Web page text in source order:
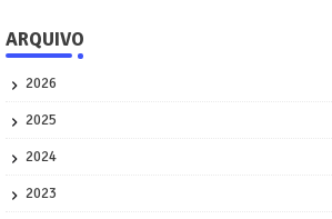
ARQUIVO
2026
2025
2024
2023